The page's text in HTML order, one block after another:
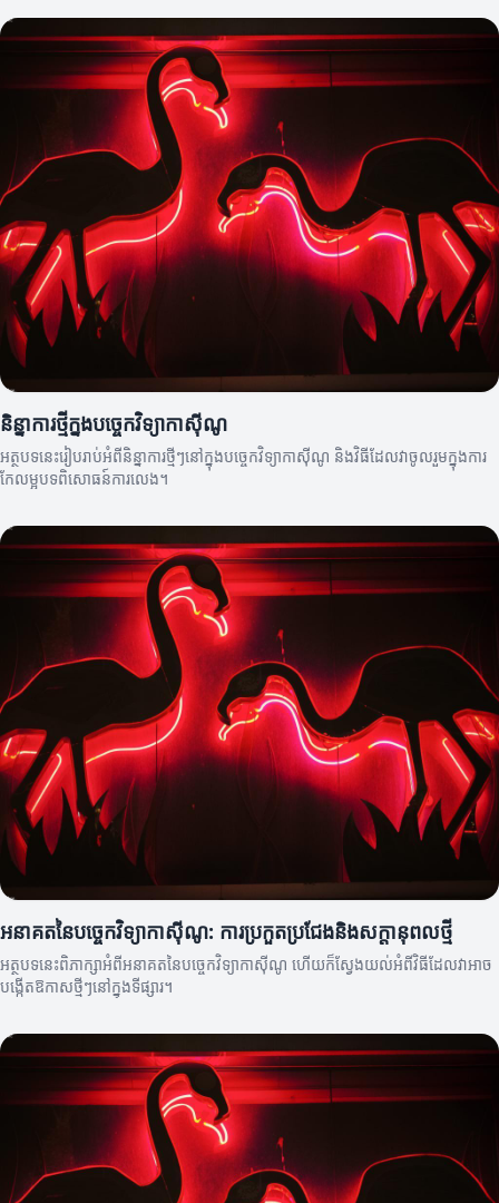
និន្នាការថ្មីក្នុងបច្ចេកវិទ្យាកាស៊ីណូ
អត្ថបទនេះរៀបរាប់អំពីនិន្នាការថ្មីៗនៅក្នុងបច្ចេកវិទ្យាកាស៊ីណូ និងវិធីដែលវាចូលរួមក្នុងការ
កែលម្អបទពិសោធន៍ការលេង។
អនាគតនៃបច្ចេកវិទ្យាកាស៊ីណូ: ការប្រកួតប្រជែងនិងសក្តានុពលថ្មី
អត្ថបទនេះពិភាក្សាអំពីអនាគតនៃបច្ចេកវិទ្យាកាស៊ីណូ ហើយក៏ស្វែងយល់អំពីវិធីដែលវាអាច
បង្កើតឱកាសថ្មីៗនៅក្នុងទីផ្សារ។